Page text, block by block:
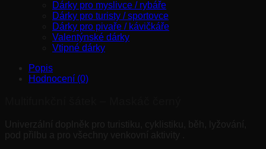
Dárky pro myslivce / rybáře
Dárky pro turisty / sportovce
Dárky pro pivaře / kávičkáře
Valentýnské dárky
Vtipné dárky
Popis
Hodnocení (0)
Univerzální doplněk pro turistiku, cyklistiku, běh, lyžování,
pod přilbu a pro všechny venkovní aktivity .